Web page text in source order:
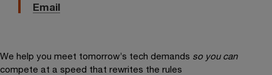
Email
We help you meet tomorrow’s tech demands so you can
compete at a speed that rewrites the rules